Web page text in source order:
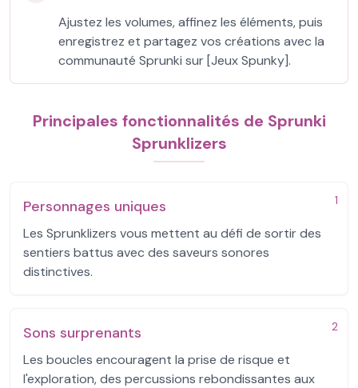
Ajustez les volumes, affinez les éléments, puis
enregistrez et partagez vos créations avec la
communauté Sprunki sur [Jeux Spunky].
Principales fonctionnalités de Sprunki
Sprunklizers
1
Personnages uniques
Les Sprunklizers vous mettent au défi de sortir des
sentiers battus avec des saveurs sonores
distinctives.
2
Sons surprenants
Les boucles encouragent la prise de risque et
l'exploration, des percussions rebondissantes aux